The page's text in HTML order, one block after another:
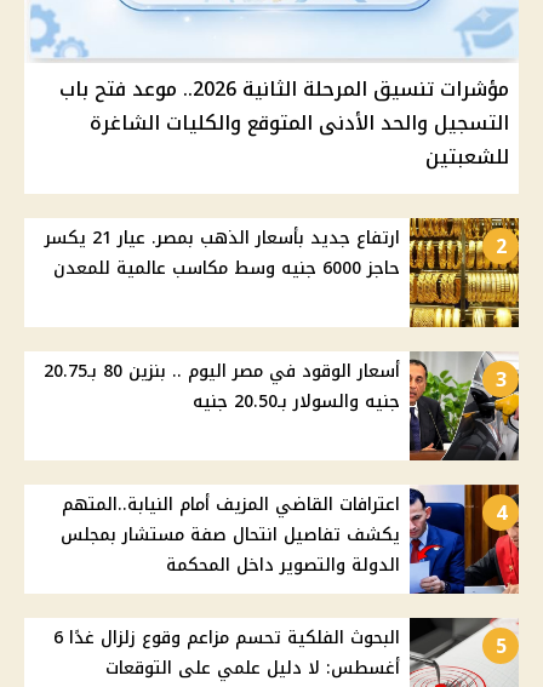
مؤشرات تنسيق المرحلة الثانية 2026.. موعد فتح باب
التسجيل والحد الأدنى المتوقع والكليات الشاغرة
للشعبتين
2
ارتفاع جديد بأسعار الذهب بمصر. عيار 21 يكسر
حاجز 6000 جنيه وسط مكاسب عالمية للمعدن
3
أسعار الوقود في مصر اليوم .. بنزين 80 بـ20.75
جنيه والسولار بـ20.50 جنيه
4
اعترافات القاضي المزيف أمام النيابة..المتهم
يكشف تفاصيل انتحال صفة مستشار بمجلس
الدولة والتصوير داخل المحكمة
5
البحوث الفلكية تحسم مزاعم وقوع زلزال غدًا 6
أغسطس: لا دليل علمي على التوقعات